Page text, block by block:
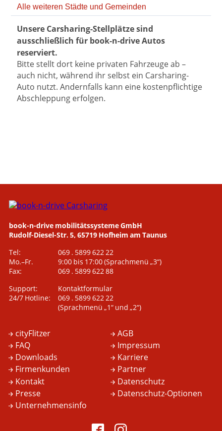
Alle weiteren Städte und Gemeinden
Unsere Carsharing-Stellplätze sind
ausschließlich für book-n-drive Autos
reserviert.
Bitte stellt dort keine privaten Fahrzeuge ab –
auch nicht, während ihr selbst ein Carsharing-
Auto nutzt. Andernfalls kann eine kostenpflichtige
Abschleppung erfolgen.
book-n-drive mobilitätssysteme GmbH
Rudolf-Diesel-Str. 5, 65719 Hofheim am Taunus
Tel:
069 . 5899 622 22
Mo.–Fr.
9:00 bis 17:00(Sprachmenü „3“)
Fax:
069 . 5899 622 88
Support:
Kontaktformular
24/7 Hotline:
069 . 5899 622 22
(Sprachmenü „1“ und „2“)
cityFlitzer
FAQ
Downloads
Firmenkunden
Kontakt
Presse
Unternehmensinfo
AGB
Impressum
Karriere
Partner
Datenschutz
Datenschutz-Optionen